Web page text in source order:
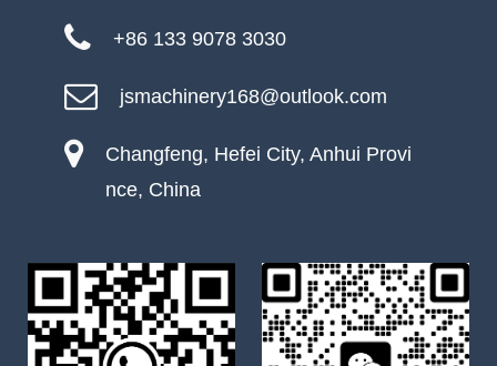
+86 133 9078 3030
jsmachinery168@outlook.com
Changfeng, Hefei City, Anhui Provi
nce, China